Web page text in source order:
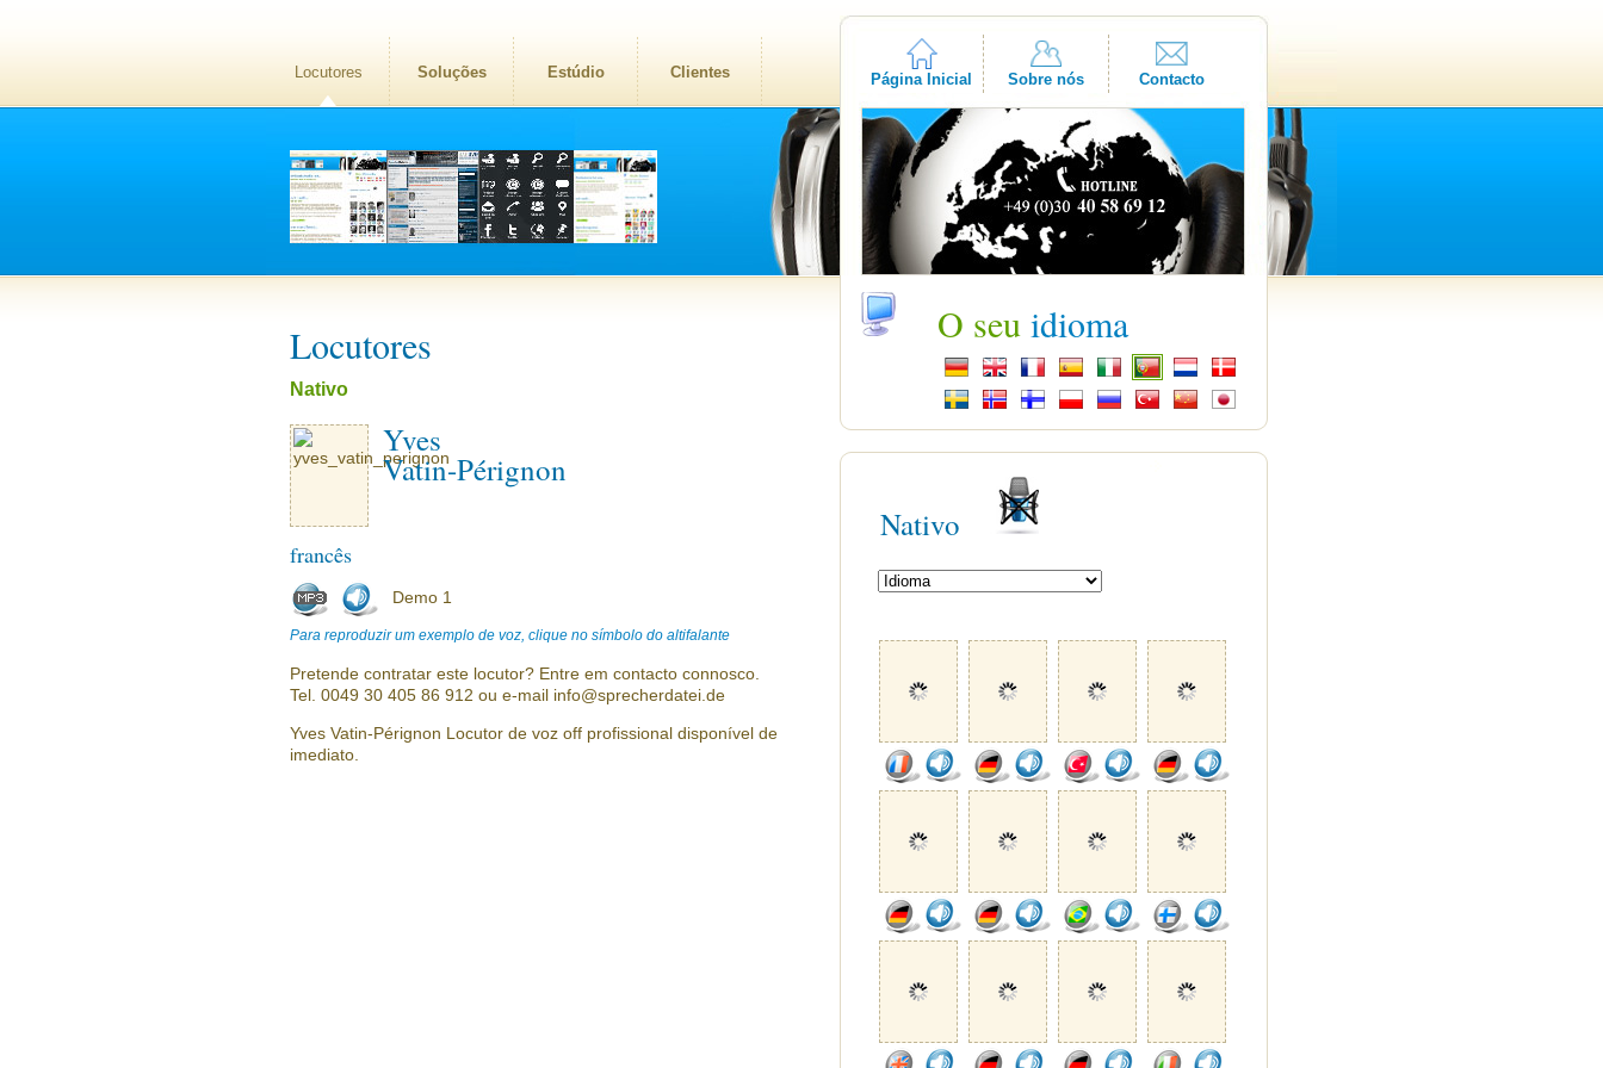
Locutores Soluções Estúdio Clientes Página Inicial Sobre nós Contacto
Locutores
Nativo
Yves
Vatin-Pérignon
francês
Demo 1
Para reproduzir um exemplo de voz, clique no símbolo do altifalante
Pretende contratar este locutor? Entre em contacto connosco.
Tel. 0049 30 405 86 912 ou e-mail info@sprecherdatei.de
Yves Vatin-Pérignon Locutor de voz off profissional disponível de
imediato.
O seu idioma
Nativo